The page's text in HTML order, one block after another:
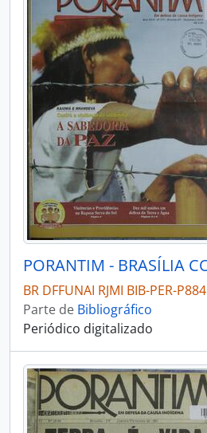
BR DFFUNAI RJMI BIB-PER-P884
Parte de Bibliográfico
Periódico digitalizado